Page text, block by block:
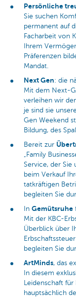
Persönliche
Sie suchen
permanent auf
Facharbeit von
Ihrem
Präferenzen
Mandat.
Next Gen: die
Mit dem Next-
verleihen wir
je sind sie
Gen Weekend
Bildung, des
Bereit zur
„Family
Service, der Sie
beim Verkauf
tatkräftigen
begleiten Sie
In Gemütsruhe
Mit der KBC-
Überblick über
begleiten Sie
ArtMinds, das
In diesem
Leidenschaft für
hauptsächlich